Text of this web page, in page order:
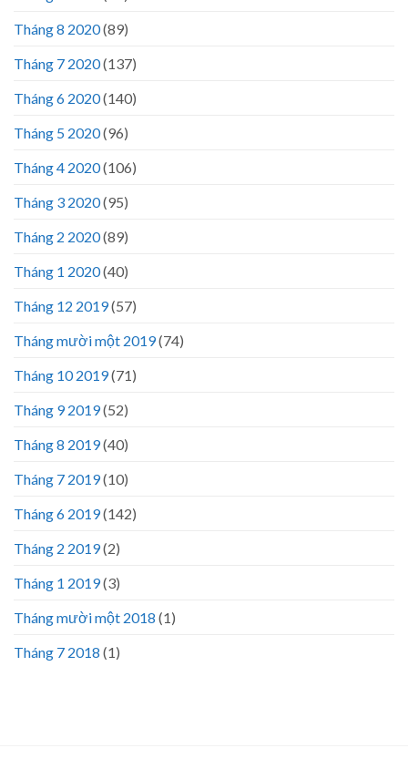
Tháng 8 2020(89)
Tháng 7 2020(137)
Tháng 6 2020(140)
Tháng 5 2020(96)
Tháng 4 2020(106)
Tháng 3 2020(95)
Tháng 2 2020(89)
Tháng 1 2020(40)
Tháng 12 2019(57)
Tháng mười một 2019(74)
Tháng 10 2019(71)
Tháng 9 2019(52)
Tháng 8 2019(40)
Tháng 7 2019(10)
Tháng 6 2019(142)
Tháng 2 2019(2)
Tháng 1 2019(3)
Tháng mười một 2018 (1)
Tháng 7 2018 (1)